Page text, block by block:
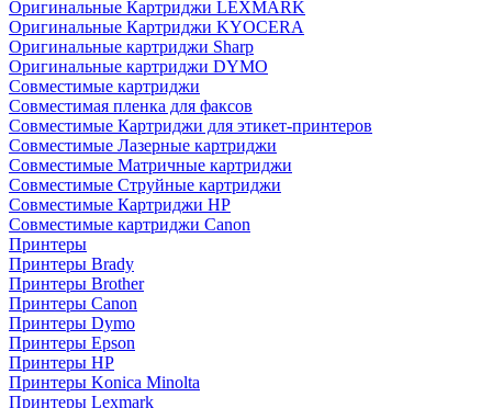
Оригинальные Картриджи LEXMARK
Оригинальные Картриджи KYOCERA
Оригинальные картриджи Sharp
Оригинальные картриджи DYMO
Совместимые картриджи
Совместимая пленка для факсов
Совместимые Картриджи для этикет-принтеров
Совместимые Лазерные картриджи
Совместимые Матричные картриджи
Совместимые Струйные картриджи
Совместимые Картриджи HP
Совместимые картриджи Canon
Принтеры
Принтеры Brady
Принтеры Brother
Принтеры Canon
Принтеры Dymo
Принтеры Epson
Принтеры HP
Принтеры Konica Minolta
Принтеры Lexmark